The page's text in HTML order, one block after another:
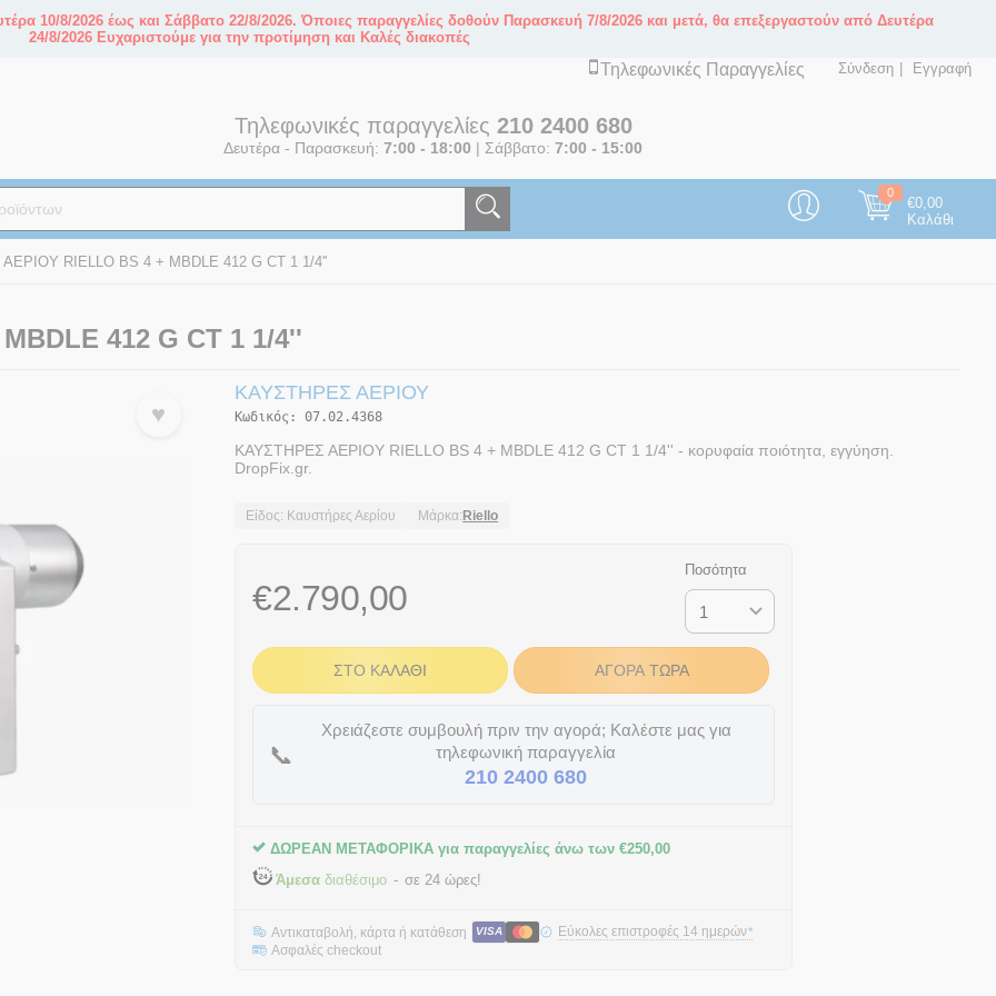
10/8/2026 έως και Σάββατο 22/8/2026. Όποιες παραγγελίες δοθούν Παρασκευή 7/8/2026 και μετά, θα επεξεργαστούν από Δευτέρα
24/8/2026 Ευχαριστούμε για την προτίμηση και Καλές διακοπές
Σύνδεση
Εγγραφή
Τηλεφωνικές Παραγγελίες
Τηλεφωνικές παραγγελίες 210 2400 680
Δευτέρα - Παρασκευή:7:00 - 18:00 | Σάββατο:7:00 - 15:00
0
€0,00
Καλάθι
RIELLO BS 4 + MBDLE 412 G CT 1 1/4''
412 G CT 1 1/4''
♥
ΚΑΥΣΤΉΡΕΣ ΑΕΡΊΟΥ
Κωδικός: 07.02.4368
ΚΑΥΣΤΗΡΕΣ ΑΕΡΙΟΥ RIELLO BS 4 + MBDLE 412 G CT 1 1/4'' - κορυφαία ποιότητα, εγγύηση.
DropFix.gr.
Είδος: Καυστήρες Αερίου Μάρκα: Riello
€2.790,00
Ποσότητα
ΣΤΟ ΚΑΛΆΘΙ ΑΓΟΡΆ ΤΏΡΑ
📞
Χρειάζεστε συμβουλή πριν την αγορά; Καλέστε μας για
τηλεφωνική παραγγελία
210 2400 680
ΔΩΡΕΑΝ ΜΕΤΑΦΟΡΙΚΑ για παραγγελίες άνω των€250,00
Άμεσα διαθέσιμο σε 24 ώρες!
Αντικαταβολή, κάρτα ή κατάθεση VISA Εύκολες επιστροφές 14 ημερών*
Ασφαλές checkout